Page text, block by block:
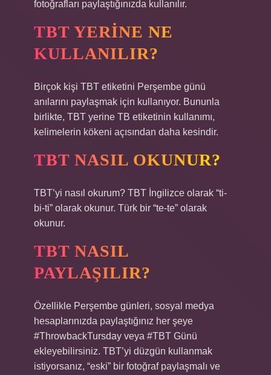
fotoğrafları paylaştığınızda kullanılır.
TBT YERINE NE
KULLANILIR?
Birçok kişi TBT etiketini Perşembe günü
anılarını paylaşmak için kullanıyor. Bununla
birlikte, TBT yerine TB etiketinin kullanımı,
kelimelerin kökeni açısından daha kesindir.
TBT NASIL OKUNUR?
TBT’yi nasıl okurum? TBT İngilizce olarak “ti-
bi-ti” olarak okunur. Türk bir “te-te” olarak
okunur.
TBT NASIL
PAYLAŞILIR?
Özellikle Perşembe günleri, sosyal medya
hesaplarınızda paylaştığınız her şeye
#ThrowbackTursday veya #TBT Günü
ekleyebilirsiniz. TBT’yi düzgün kullanmak
istiyorsanız, “eski” bir fotoğraf paylaşmalı ve